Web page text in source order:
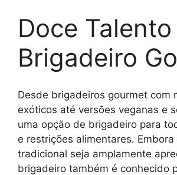
Doce Talento
Brigadeiro
Desde brigadeiros gourmet com
exóticos até versões veganas e
uma opção de brigadeiro para
e restrições alimentares. Embora
tradicional seja amplamente
brigadeiro também é conhecido